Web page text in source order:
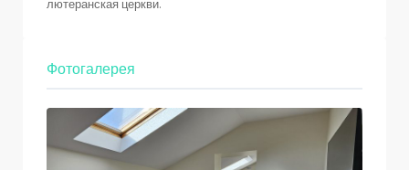
лютеранская церкви.
Фотогалерея